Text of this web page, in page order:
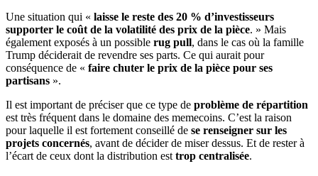
Une situation qui « laisse le reste des 20 % d’investisseurs
supporter le coût de la volatilité des prix de la pièce. » Mais
également exposés à un possible rug pull, dans le cas où la famille
Trump déciderait de revendre ses parts. Ce qui aurait pour
conséquence de « faire chuter le prix de la pièce pour ses
partisans ».
Il est important de préciser que ce type de problème de répartition
est très fréquent dans le domaine des memecoins. C’est la raison
pour laquelle il est fortement conseillé de se renseigner sur les
projets concernés, avant de décider de miser dessus. Et de rester à
l’écart de ceux dont la distribution esttrop centralisée.